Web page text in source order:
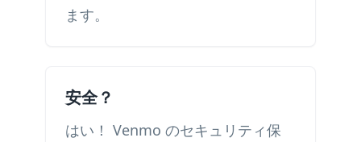
ます。
安全？
はい！ Venmo のセキュリティ保